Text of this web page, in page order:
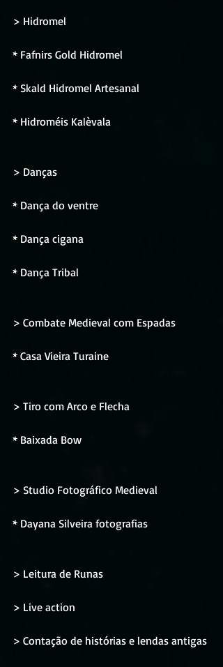
> Hidromel
* Fafnirs Gold Hidromel
* Skald Hidromel Artesanal
* Hidroméis Kalèvala
> Danças
* Dança do ventre
* Dança cigana
* Dança Tribal
> Combate Medieval com Espadas
* Casa Vieira Turaine
> Tiro com Arco e Flecha
* Baixada Bow
> Studio Fotográfico Medieval
* Dayana Silveira fotografias
> Leitura de Runas
> Live action
> Contação de histórias e lendas antigas